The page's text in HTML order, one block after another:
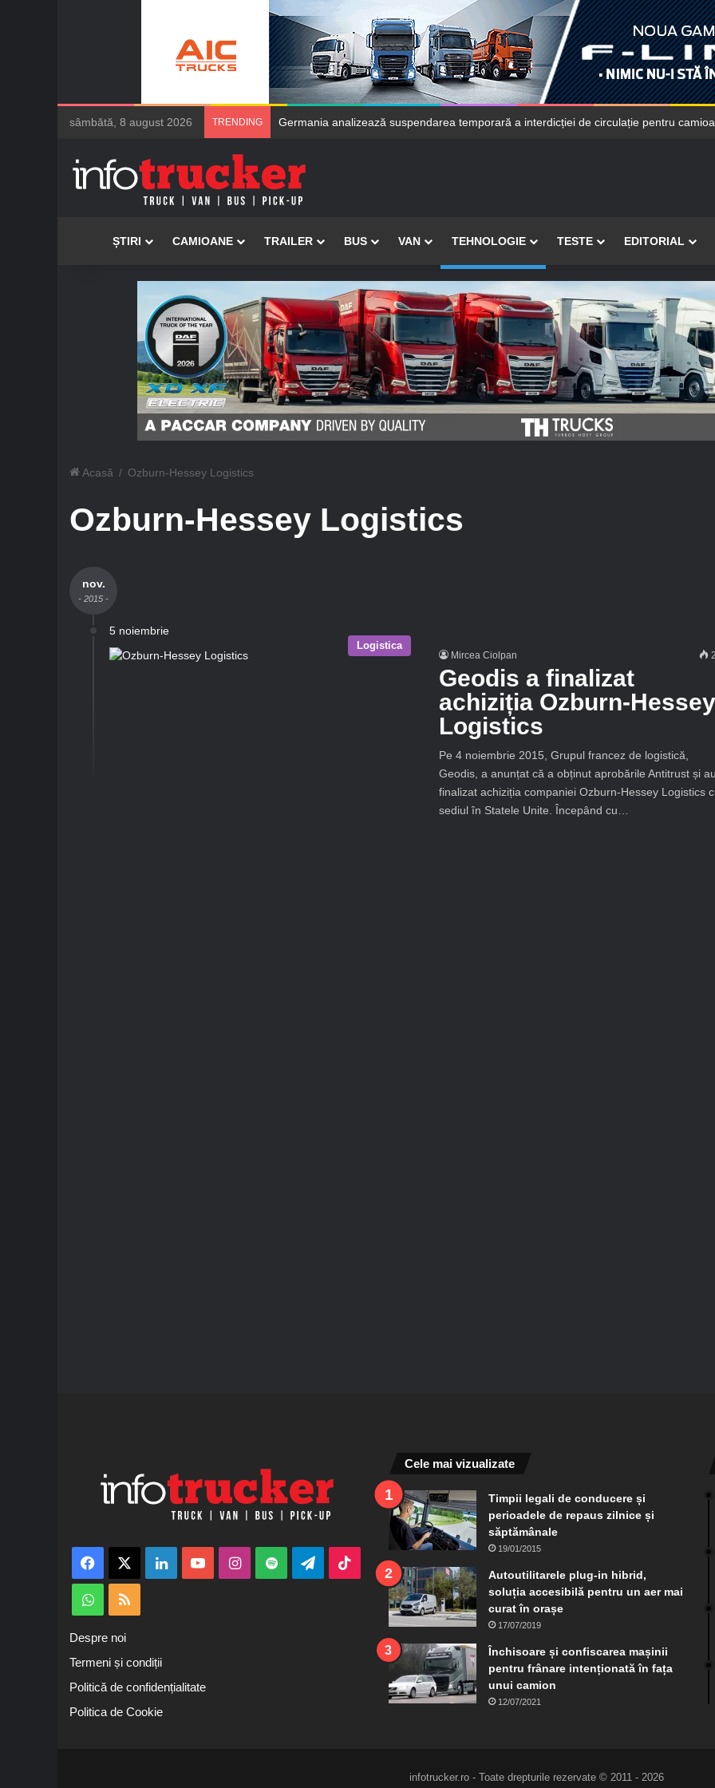
sâmbătă, 8 august 2026 TRENDING Germania analizează suspendarea temporară a interdicției de circulație pentru
AcasăȘTIRI CAMIOANE TRAILER BUS VAN TEHNOLOGIE TESTE EDITORIAL
Acasă / Ozburn-Hessey Logistics
Ozburn-Hessey Logistics
nov.
- 2015 -
5 noiembrie
Logistica
Mircea Ciolpan
Geodis a finalizat
achiziția Ozburn-Hessey
Logistics
Pe 4 noiembrie 2015, Grupul francez de logistică,
Geodis, a anunțat că a obținut aprobările Antitrust și
finalizat achiziția companiei Ozburn-Hessey Logistics
sediul în Statele Unite. Începând cu…
Facebook LinkedInYouTubeInstagram
Spotify TelegramTikTok
WhatsApp
Despre noi
Termeni și condiții
Politică de confidențialitate
Politica de Cookie
Cele mai vizualizate
Timpii legali de conducere și
perioadele de repaus zilnice și
săptămânale
19/01/2015
Autoutilitarele plug-in hibrid,
soluția accesibilă pentru un aer mai
curat în orașe
17/07/2019
Închisoare și confiscarea mașinii
pentru frânare intenționată în fața
unui camion
12/07/2021
infotrucker.ro - Toate drepturile rezervate © 2011 - 2026